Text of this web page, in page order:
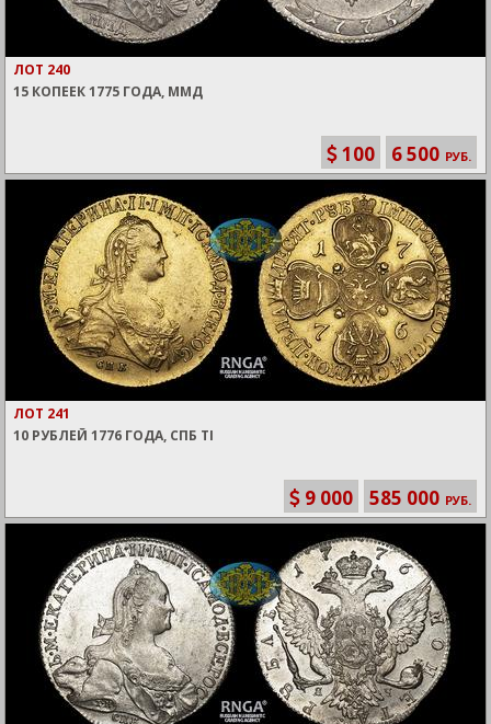
ЛОТ 240
15 КОПЕЕК 1775 ГОДА, ММД
100 6 500 РУБ.
ЛОТ 241
10 РУБЛЕЙ 1776 ГОДА, СПБ TI
9 000 585 000 РУБ.